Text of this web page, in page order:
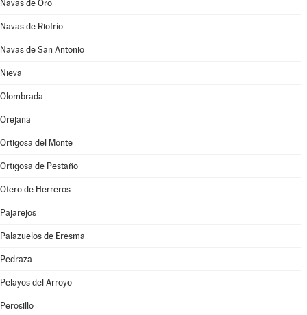
Navas de Oro
Navas de Riofrío
Navas de San Antonio
Nieva
Olombrada
Orejana
Ortigosa del Monte
Ortigosa de Pestaño
Otero de Herreros
Pajarejos
Palazuelos de Eresma
Pedraza
Pelayos del Arroyo
Perosillo